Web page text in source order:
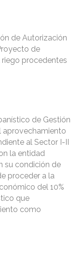
de Autorización
de
procedentes
de Gestión
aprovechamiento
al Sector I-II
la entidad
su condición de
proceder a la
del 10%
que
como